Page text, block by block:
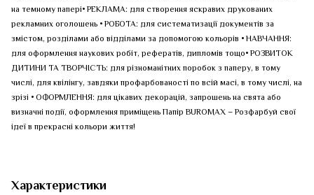
на темному папері• РЕКЛАМА: для створення яскравих друкованих
рекламних оголошень • РОБОТА: для систематизації документів за
змістом, розділами або відділами за допомогою кольорів • НАВЧАННЯ:
для оформлення наукових робіт, рефератів, дипломів тощо• РОЗВИТОК
ДИТИНИ ТА ТВОРЧІСТЬ: для різноманітних поробок з паперу, в тому
числі, для квілінгу, завдяки профарбованості по всій масі, в тому числі, на
зрізі • ОФОРМЛЕННЯ: для цікавих декорацій, запрошень на свята або
визначні події, оформлення приміщень Папір BUROMAX – Розфарбуй свої
ідеї в прекрасні кольори життя!
Характеристики